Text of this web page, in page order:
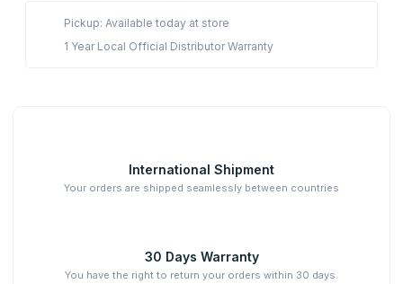
Pickup: Available today at store
1 Year Local Official Distributor Warranty
International Shipment
Your orders are shipped seamlessly between countries
30 Days Warranty
You have the right to return your orders within 30 days.